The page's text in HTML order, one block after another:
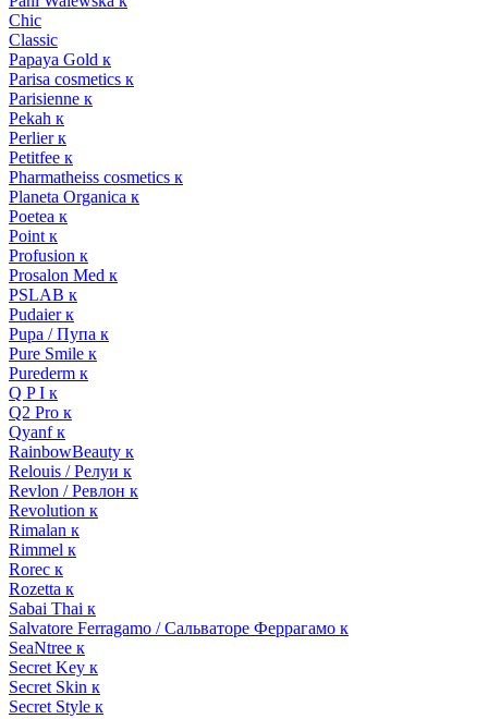
Chic
Classic
Papaya Gold к
Parisa cosmetics к
Parisienne к
Pekah к
Perlier к
Petitfee к
Pharmatheiss cosmetics к
Planeta Organica к
Poetea к
Point к
Profusion к
Prosalon Med к
PSLAB к
Pudaier к
Pupa / Пупа к
Pure Smile к
Purederm к
Q P I к
Q2 Pro к
Qyanf к
RainbowBeauty к
Relouis / Релуи к
Revlon / Ревлон к
Revolution к
Rimalan к
Rimmel к
Rorec к
Rozetta к
Sabai Thai к
Salvatore Ferragamo / Сальваторе Феррагамо к
SeaNtree к
Secret Key к
Secret Skin к
Secret Style к